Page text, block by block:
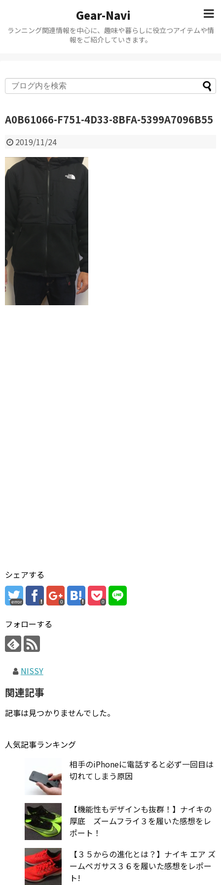
Gear-Navi
ランニング関連情報を中心に、趣味や暮らしに役立つアイテムや情
報をご紹介していきます。
A0B61066-F751-4D33-8BFA-5399A7096B55
2019/11/24
シェアする
error 0 0
フォローする
NISSY
関連記事
記事は見つかりませんでした。
人気記事ランキング
相手のiPhoneに電話すると必ず一回目は
切れてしまう原因
【機能性もデザインも抜群！】ナイキの
厚底 ズームフライ３を履いた感想をレ
ポート！
【３５からの進化とは？】ナイキ エア ズ
ームペガサス３６を履いた感想をレポー
ト!